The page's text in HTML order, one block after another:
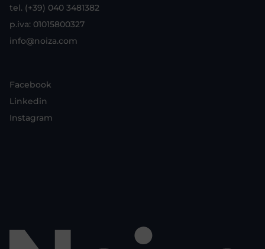
tel. (+39) 040 3481382
p.iva: 01015800327
info@noiza.com
Facebook
Linkedin
Instagram